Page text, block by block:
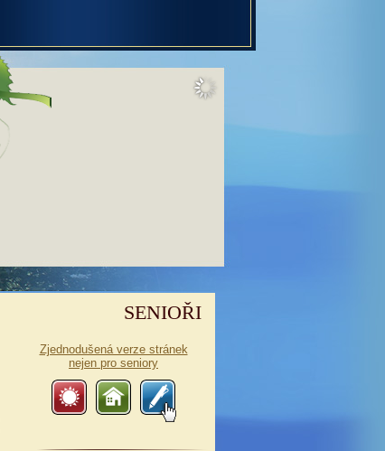
SENIOŘI
Zjednodušená verze stránek
nejen pro seniory